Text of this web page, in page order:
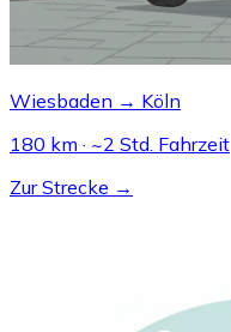
Wiesbaden → Köln
180 km · ~2 Std. Fahrzeit
Zur Strecke →